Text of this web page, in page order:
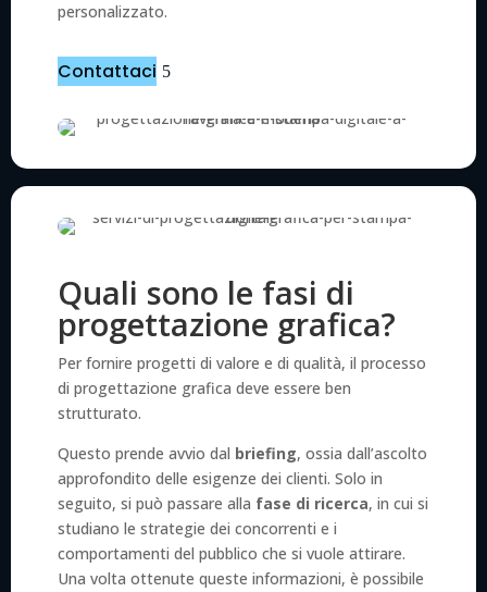
personalizzato.
Contattaci
Quali sono le fasi di
progettazione grafica?
Per fornire progetti di valore e di qualità, il processo
di progettazione grafica deve essere ben
strutturato.
Questo prende avvio dal briefing, ossia dall’ascolto
approfondito delle esigenze dei clienti. Solo in
seguito, si può passare alla fase di ricerca, in cui si
studiano le strategie dei concorrenti e i
comportamenti del pubblico che si vuole attirare.
Una volta ottenute queste informazioni, è possibile